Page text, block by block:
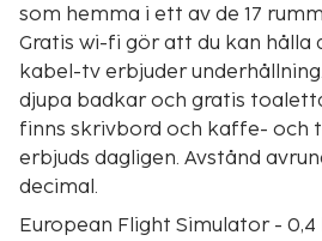
som hemma i ett av de 17
Gratis wi-fi gör att du kan hålla
kabel-tv erbjuder
djupa badkar och gratis
finns skrivbord och kaffe- och
erbjuds dagligen. Avstånd
decimal.
European Flight Simulator - 0,4